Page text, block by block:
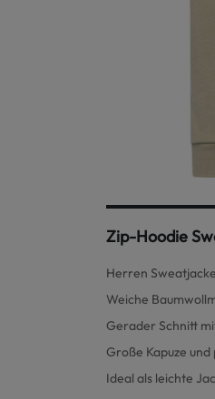
Zip-Hoodie
Herren
Weiche
Gerader Schnitt
Große Kapuze
Ideal als leichte